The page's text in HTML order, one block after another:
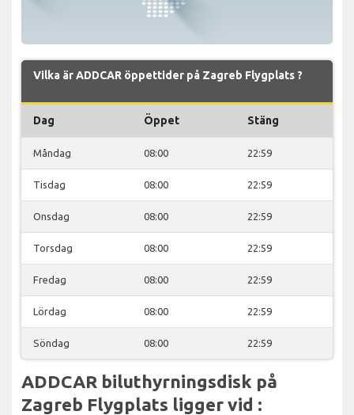
Vilka är ADDCAR öppettider på Zagreb Flygplats ?
Dag Öppet Stäng
Måndag 08:00 22:59
Tisdag 08:00 22:59
Onsdag 08:00 22:59
Torsdag 08:00 22:59
Fredag 08:00 22:59
Lördag 08:00 22:59
Söndag 08:00 22:59
ADDCAR biluthyrningsdisk på
Zagreb Flygplats ligger vid :